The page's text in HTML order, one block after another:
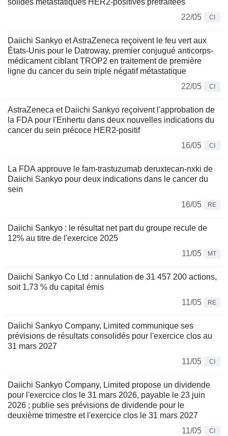
solides métastatiques HER2-positives prétraitées
22/05
CI
Daiichi Sankyo et AstraZeneca reçoivent le feu vert aux
États-Unis pour le Datroway, premier conjugué anticorps-
médicament ciblant TROP2 en traitement de première
ligne du cancer du sein triple négatif métastatique
22/05
CI
AstraZeneca et Daiichi Sankyo reçoivent l'approbation de
la FDA pour l'Enhertu dans deux nouvelles indications du
cancer du sein précoce HER2-positif
16/05
CI
La FDA approuve le fam-trastuzumab deruxtecan-nxki de
Daiichi Sankyo pour deux indications dans le cancer du
sein
16/05
RE
Daiichi Sankyo : le résultat net part du groupe recule de
12% au titre de l'exercice 2025
11/05
MT
Daiichi Sankyo Co Ltd : annulation de 31 457 200 actions,
soit 1,73 % du capital émis
11/05
RE
Daiichi Sankyo Company, Limited communique ses
prévisions de résultats consolidés pour l'exercice clos au
31 mars 2027
11/05
CI
Daiichi Sankyo Company, Limited propose un dividende
pour l'exercice clos le 31 mars 2026, payable le 23 juin
2026 ; publie ses prévisions de dividende pour le
deuxième trimestre et l'exercice clos le 31 mars 2027
11/05
CI